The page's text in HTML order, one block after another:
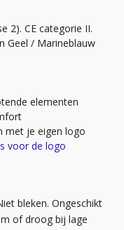
2). CE categorie II.
Geel / Marineblauw
elementen
met je eigen logo
voor de logo
bleken. Ongeschikt
of droog bij lage